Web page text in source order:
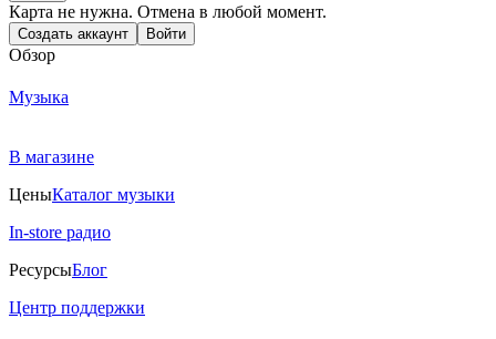
Карта не нужна. Отмена в любой момент.
Создать аккаунт Войти
Обзор
Музыка
В магазине
ЦеныКаталог музыки
In-store радио
РесурсыБлог
Центр поддержки